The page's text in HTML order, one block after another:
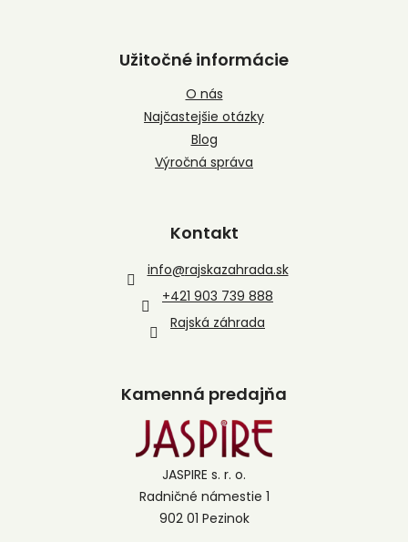
Užitočné informácie
O nás
Najčastejšie otázky
Blog
Výročná správa
Kontakt
info@rajskazahrada.sk
+421 903 739 888
Rajská záhrada
Kamenná predajňa
JASPIRE s. r. o.
Radničné námestie 1
902 01 Pezinok